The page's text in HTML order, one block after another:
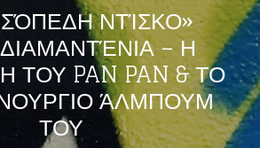
ΝΤΊΣΚΟ»
– Η
PAN PAN & ΤΟ
ΆΛΜΠΟΥΜ
ΤΟΥ